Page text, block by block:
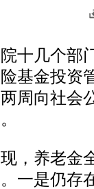
几个部
基金投资
周向社会
养老金
一是仍存